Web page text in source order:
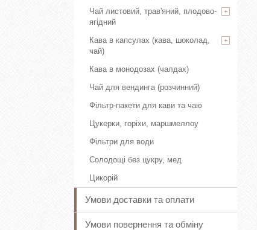
Чай листовий, трав'яний, плодово-
ягідний
Кава в капсулах (кава, шоколад,
чай)
Кава в монодозах (чалдах)
Чай для вендинга (розчинний)
Фільтр-пакети для кави та чаю
Цукерки, горіхи, маршмеллоу
Фільтри для води
Солодощі без цукру, мед
Цикорій
Умови доставки та оплати
Умови повернення та обміну